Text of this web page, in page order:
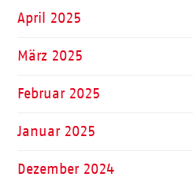
April 2025
März 2025
Februar 2025
Januar 2025
Dezember 2024